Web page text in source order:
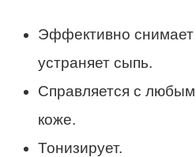
Эффективно
устраняет сыпь.
Справляется с
коже.
Тонизирует.